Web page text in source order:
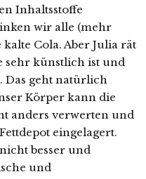
Inhaltsstoffe
wir alle (mehr
Cola. Aber Julia rät
sehr künstlich ist und
Das geht natürlich
Körper kann die
anders verwerten und
eingelagert.
besser und
und